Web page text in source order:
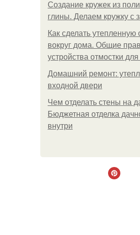
Создание кружек из
глины. Делаем кружку с
Как сделать утепленную
вокруг дома. Общие
устройства отмостки
Домашний ремонт:
входной двери
Чем отделать стены на
Бюджетная отделка
внутри